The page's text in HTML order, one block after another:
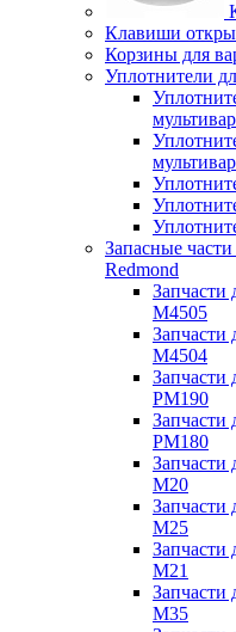
Клавиши
Корзины для
Уплотнители
Запасные
Redmond
Запчасти
M4505
Запчасти
M4504
Запчасти
PM190
Запчасти
PM180
Запчасти
M20
Запчасти
M25
Запчасти
M21
Запчасти
M35